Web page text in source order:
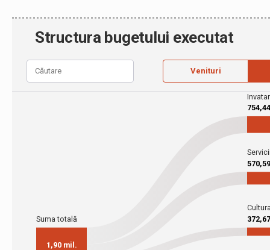
Structura bugetului executat